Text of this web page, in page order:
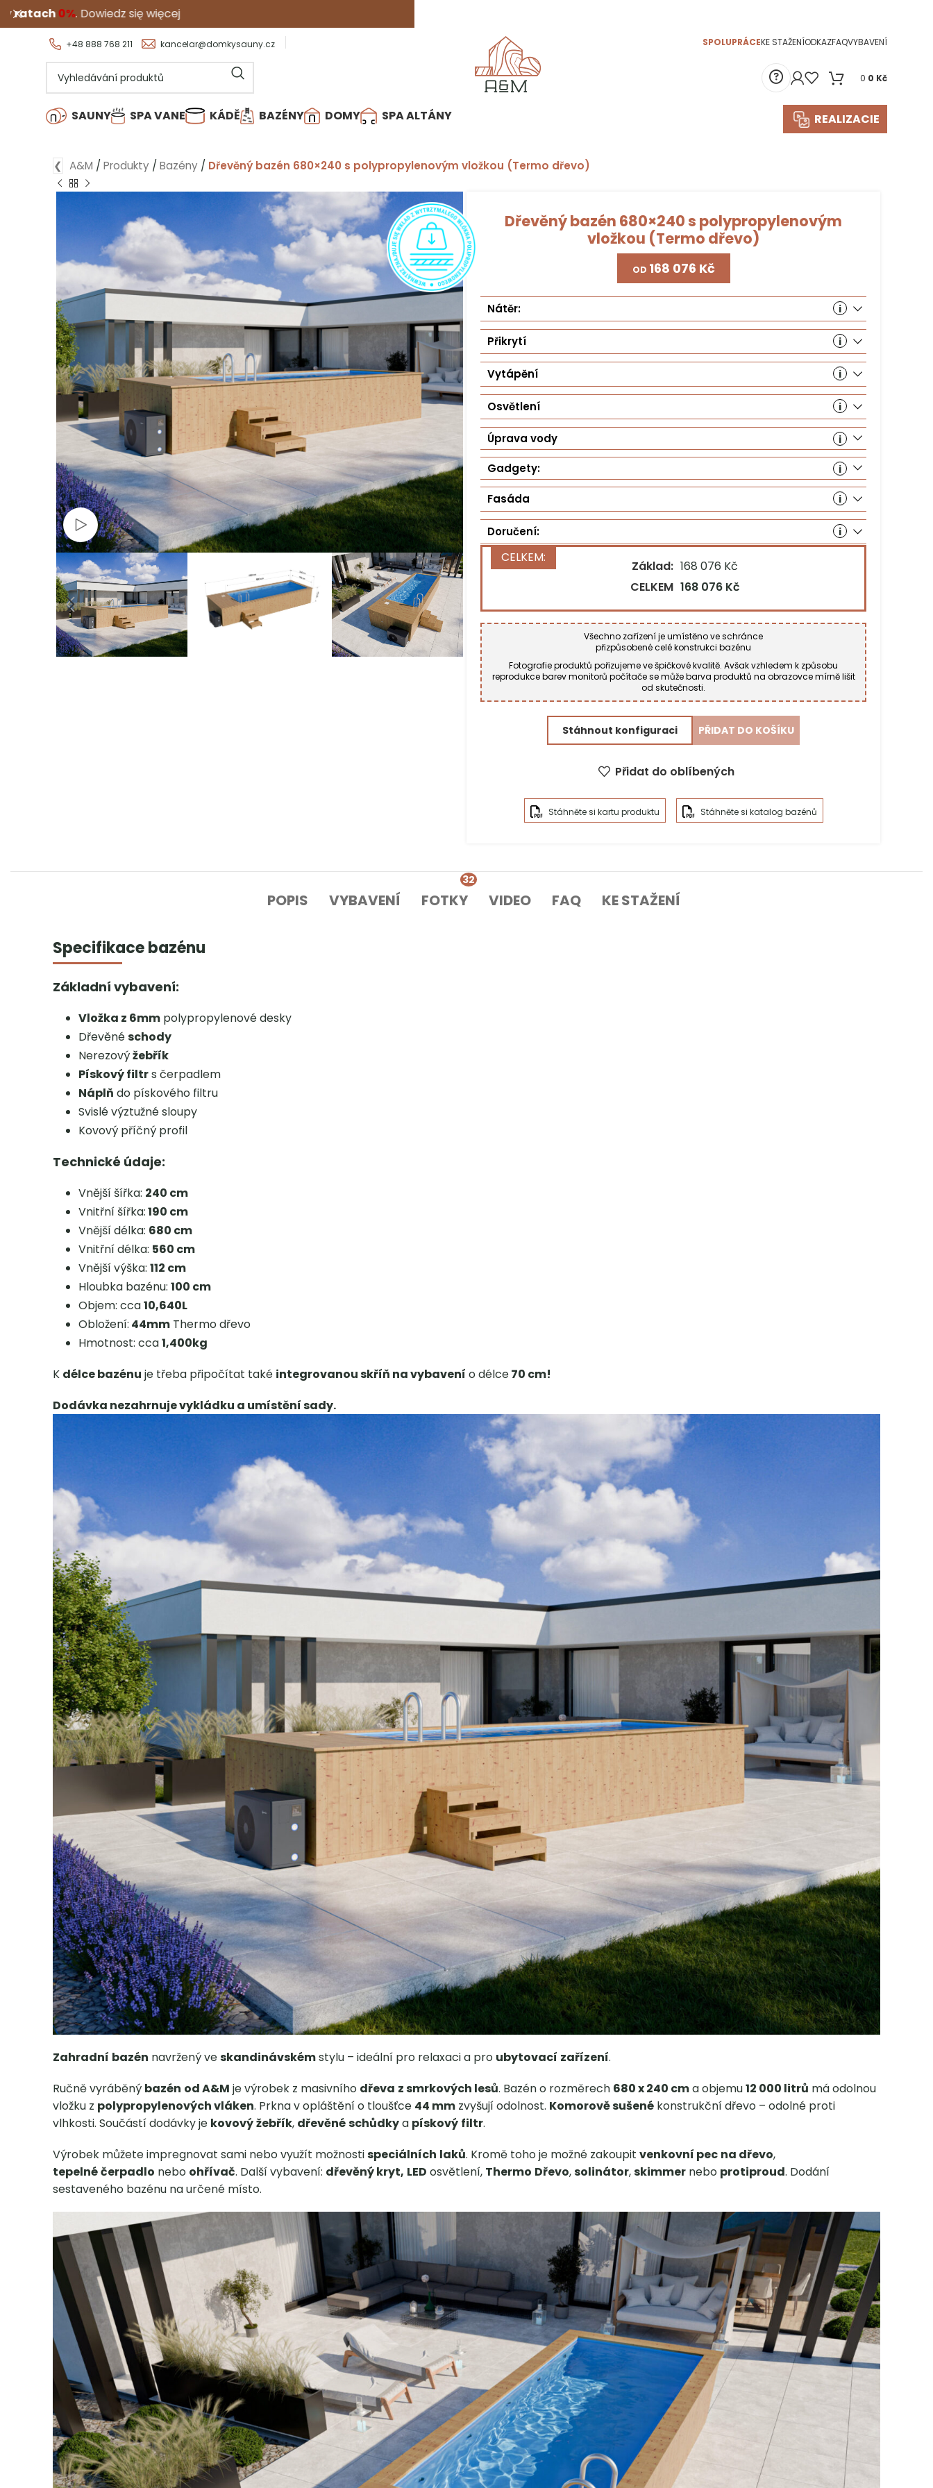
+48 888 768 211 kancelar@domkysauny.cz SPOLUPRÁCEKE STAŽENÍODKAZFAQVYBAVENÍ
0 0 Kč
SAUNY SPA VANE KÁDĚ BAZÉNY DOMY SPA ALTÁNY REALIZACIE
❮ A&M / Produkty / Bazény / Dřevěný bazén 680×240 s polypropylenovým vložkou (Termo dřevo)
Sledujte video
Dřevěný bazén 680×240 s polypropylenovým
vložkou (Termo dřevo)
Kč
Nátěr:
Přikrytí
Vytápění
Osvětlení
Úprava vody
Gadgety:
Fasáda
Doručení:
Základ: 168 076 Kč
CELKEM 168 076 Kč
Všechno zařízení je umístěno ve schránce
přizpůsobené celé konstrukci bazénu
Fotografie produktů pořizujeme ve špičkové kvalitě. Avšak vzhledem k způsobu
reprodukce barev monitorů počítače se může barva produktů na obrazovce mírně lišit
od skutečnosti.
Stáhnout konfiguraci PŘIDAT DO KOŠÍKU
Stáhněte si kartu produktu Stáhněte si katalog bazénů
Přidat do oblíbených
POPIS VYBAVENÍ FOTKY
32
VIDEO FAQ KE STAŽENÍ
Specifikace bazénu
Základní vybavení:
Vložka z 6mm polypropylenové desky
Dřevěnéschody
Nerezovýžebřík
Pískový filtrs čerpadlem
Náplň do pískového filtru
Svislé výztužné sloupy
Kovový příčný profil
Technické údaje:
Vnější šířka: 240 cm
Vnitřní šířka:190 cm
Vnější délka: 680 cm
Vnitřní délka: 560 cm
Vnější výška: 112 cm
Hloubka bazénu: 100 cm
Objem: cca10,640L
Obložení: 44mm Thermo dřevo
Hmotnost: cca1,400kg
K délce bazénu je třeba připočítat také integrovanou skříň na vybavení o délce70 cm!
Dodávka nezahrnuje vykládku a umístění sady.
Zahradní bazén navržený veskandinávskémstylu – ideální pro relaxaci a pro ubytovací zařízení.
Ručně vyráběný bazén od A&M je výrobek z masivního dřeva z smrkových lesů. Bazén o rozměrech 680 x 240 cma objemu12 000 litrů má odolnou
vložku z polypropylenových vláken. Prkna v opláštění o tloušťce 44 mm zvyšují odolnost. Komorově sušené konstrukční dřevo – odolné proti
vlhkosti. Součástí dodávky je kovovýžebřík, dřevěnéschůdkya pískový filtr.
Výrobek můžete impregnovat sami nebo využít možnostispeciálních laků. Kromě toho je možné zakoupit venkovní pec na dřevo,
tepelnéčerpadlo nebo ohřívač. Další vybavení: dřevěný kryt, LED osvětlení, Thermo Dřevo,solinátor,skimmer nebo protiproud. Dodání
sestaveného bazénu na určené místo.
się więcej